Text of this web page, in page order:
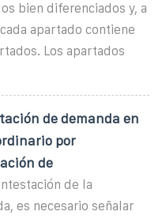
bien diferenciados y, a
apartado contiene
Los apartados
de demanda en
por
de
de la
es necesario señalar